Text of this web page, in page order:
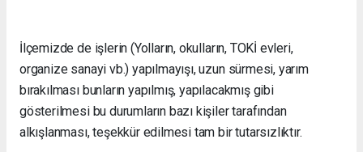
İlçemizde de işlerin (Yolların, okulların, TOKİ evleri,
organize sanayi vb.) yapılmayışı, uzun sürmesi, yarım
bırakılması bunların yapılmış, yapılacakmış gibi
gösterilmesi bu durumların bazı kişiler tarafından
alkışlanması, teşekkür edilmesi tam bir tutarsızlıktır.